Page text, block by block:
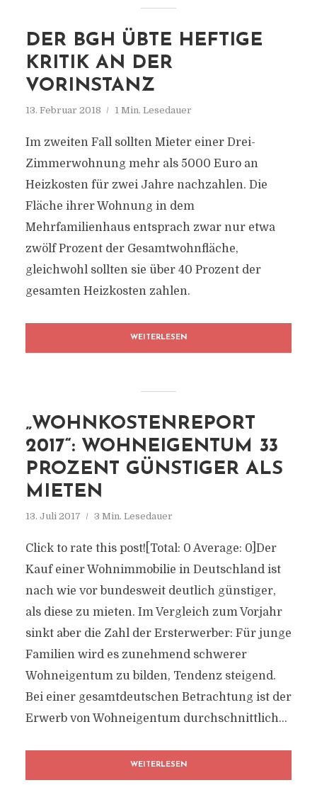
DER BGH ÜBTE HEFTIGE
KRITIK AN DER
VORINSTANZ
13. Februar 2018 1 Min. Lesedauer
Im zweiten Fall sollten Mieter einer Drei-
Zimmerwohnung mehr als 5000 Euro an
Heizkosten für zwei Jahre nachzahlen. Die
Fläche ihrer Wohnung in dem
Mehrfamilienhaus entsprach zwar nur etwa
zwölf Prozent der Gesamtwohnfläche,
gleichwohl sollten sie über 40 Prozent der
gesamten Heizkosten zahlen.
WEITERLESEN
„WOHNKOSTENREPORT
2017“: WOHNEIGENTUM 33
PROZENT GÜNSTIGER ALS
MIETEN
13. Juli 2017 3 Min. Lesedauer
Click to rate this post![Total: 0 Average: 0]Der
Kauf einer Wohnimmobilie in Deutschland ist
nach wie vor bundesweit deutlich günstiger,
als diese zu mieten. Im Vergleich zum Vorjahr
sinkt aber die Zahl der Ersterwerber: Für junge
Familien wird es zunehmend schwerer
Wohneigentum zu bilden, Tendenz steigend.
Bei einer gesamtdeutschen Betrachtung ist der
Erwerb von Wohneigentum durchschnittlich...
WEITERLESEN